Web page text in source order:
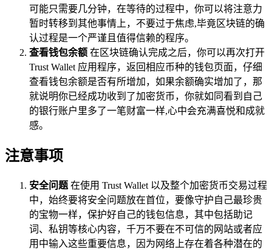
可能只需要几分钟，在等待的过程中，你可以将注意力
暂时转移到其他事情上，不要过于焦虑,毕竟区块链的确
认过程是一个严谨且值得信赖的程序。
查看钱包余额 在区块链确认完成之后，你可以再次打开
Trust Wallet 应用程序，返回相应币种的钱包页面，仔细
查看钱包余额是否有所增加，如果余额确实增加了，那
就说明你已经成功收到了加密货币，你就如同看到自己
的银行账户里多了一笔财富一样,心中会充满喜悦和成就
感。
注意事项
安全问题 在使用 Trust Wallet 以及整个加密货币交易过程
中，始终要将安全问题放在首位，要像守护自己最珍贵
的宝物一样，保护好自己的钱包信息，其中包括助记
词、私钥等核心内容，千万不要在不可信的网站或者应
用中输入这些重要信息，因为网络上存在着各种潜在的